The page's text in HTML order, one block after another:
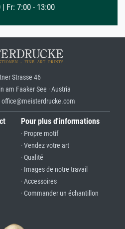
Fr: 7:00 - 13:00
Strasse 46
am Faaker See · Austria
office@meisterdrucke.com
Pour plus d'informations
· Propre motif
· Vendez votre art
· Qualité
· Images de notre travail
· Accessoires
· Commander un échantillon